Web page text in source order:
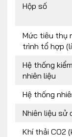
Hộp số
Mức tiêu thụ
trình tổ hợp
Hệ thống
nhiên liệu
Hệ thống
Nhiên liệu sử
Khí thải CO2